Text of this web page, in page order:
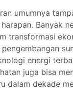
umumnya
Banyak
transformasi
energi
juga bisa
dalam dekade